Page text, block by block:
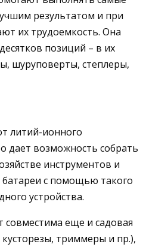
результатом и при
их трудоемкость. Она
позиций – в их
шуруповерты, степлеры,
литий-ионного
дает возможность собрать
инструментов и
с помощью такого
устройства.
совместима еще и садовая
кусторезы, триммеры и пр.),